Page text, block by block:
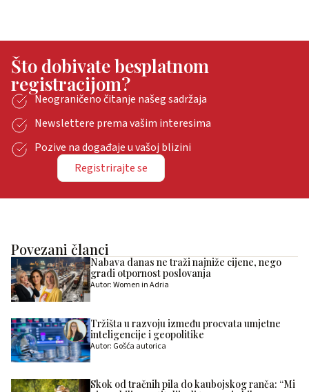
Što dobivate besplatnom
registracijom?
Neograničeno čitanje našeg sadržaja
Newslettere prema vašim interesima
Pozive na događaje u vašoj blizini
Registrirajte se
Povezani članci
Nabava danas ne traži najniže cijene, nego
gradi otpornost poslovanja
Autor: Women in Adria
Tržišta u razvoju između procvata umjetne
inteligencije i geopolitike
Autor: Gošća autorica
Skok od tračnih pila do kaubojskog ranča: “Mi